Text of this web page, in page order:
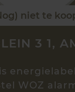
niet te
3 1,
WOZ